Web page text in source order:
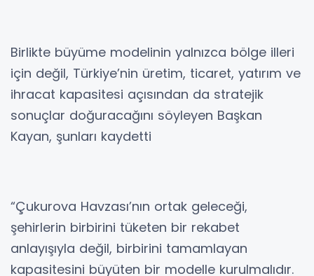
Birlikte büyüme modelinin yalnızca bölge illeri
için değil, Türkiye’nin üretim, ticaret, yatırım ve
ihracat kapasitesi açısından da stratejik
sonuçlar doğuracağını söyleyen Başkan
Kayan, şunları kaydetti
“Çukurova Havzası’nın ortak geleceği,
şehirlerin birbirini tüketen bir rekabet
anlayışıyla değil, birbirini tamamlayan
kapasitesini büyüten bir modelle kurulmalıdır.